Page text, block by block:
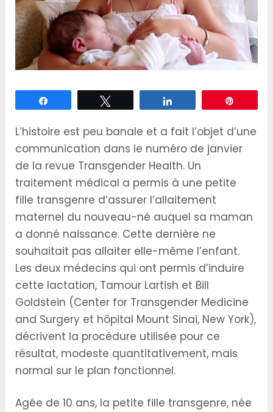
L’histoire est peu banale et a fait l’objet d’une
communication dans le numéro de janvier
de la revue Transgender Health. Un
traitement médical a permis à une petite
fille transgenre d’assurer l’allaitement
maternel du nouveau-né auquel sa maman
a donné naissance. Cette dernière ne
souhaitait pas allaiter ­elle-même l’enfant.
Les deux ­médecins qui ont permis d’induire
cette lactation, Tamour Lartish et Bill
Goldstein (Center for Transgender Medicine
and Surgery et hôpital Mount Sinai, New York),
décrivent la procédure utilisée pour ce
résultat, modeste quantitativement, mais
normal sur le plan fonctionnel.
Agée de 10 ans, la petite fille transgenre, née